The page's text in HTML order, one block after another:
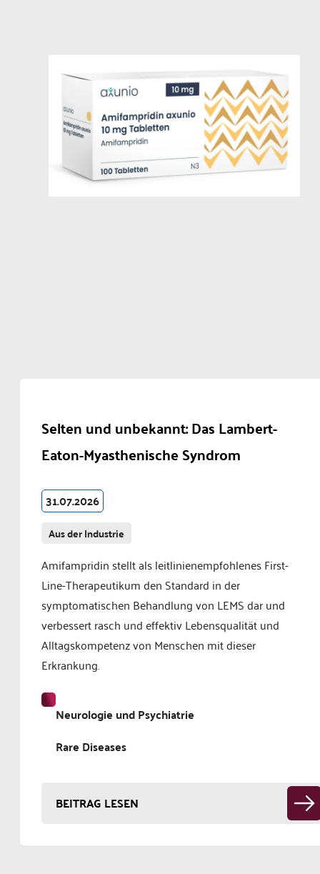
Selten und unbekannt: Das Lambert-
Eaton-Myasthenische Syndrom
31.07.2026
Aus der Industrie
Amifampridin stellt als leitlinienempfohlenes First-
Line-Therapeutikum den Standard in der
symptomatischen Behandlung von LEMS dar und
verbessert rasch und effektiv Lebensqualität und
Alltagskompetenz von Menschen mit dieser
Erkrankung.
Neurologie und Psychiatrie
Rare Diseases
BEITRAG LESEN